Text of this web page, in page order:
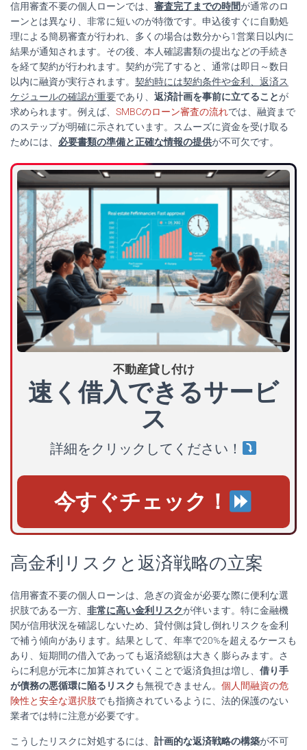
信用審査不要の個人ローンでは、 審査完了までの時間が通常のロ
ーンとは異なり、非常に短いのが特徴です。申込後すぐに自動処
理による簡易審査が行われ、多くの場合は数分から1営業日以内に
結果が通知されます。その後、本人確認書類の提出などの手続き
を経て契約が行われます。契約が完了すると、通常は即日～数日
以内に融資が実行されます。 契約時には契約条件や金利、返済ス
ケジュールの確認が重要であり、 返済計画を事前に立てることが
求められます。例えば、 SMBCのローン審査の流れでは、融資まで
のステップが明確に示されています。スムーズに資金を受け取る
ためには、 必要書類の準備と正確な情報の提供が不可欠です。
不動産貸し付け
速く借入できるサービ
ス
詳細をクリックしてください！
今すぐチェック！
高金利リスクと返済戦略の立案
信用審査不要の個人ローンは、急ぎの資金が必要な際に便利な選
択肢である一方、 非常に高い金利リスクが伴います。特に金融機
関が信用状況を確認しないため、貸付側は貸し倒れリスクを金利
で補う傾向があります。結果として、年率で20%を超えるケースも
あり、短期間の借入であっても返済総額は大きく膨らみます。さ
らに利息が元本に加算されていくことで返済負担は増し、 借り手
が債務の悪循環に陥るリスク も無視できません。 個人間融資の危
険性と安全な選択肢でも指摘されているように、法的保護のない
業者では特に注意が必要です。
こうしたリスクに対処するには、 計画的な返済戦略の構築が不可